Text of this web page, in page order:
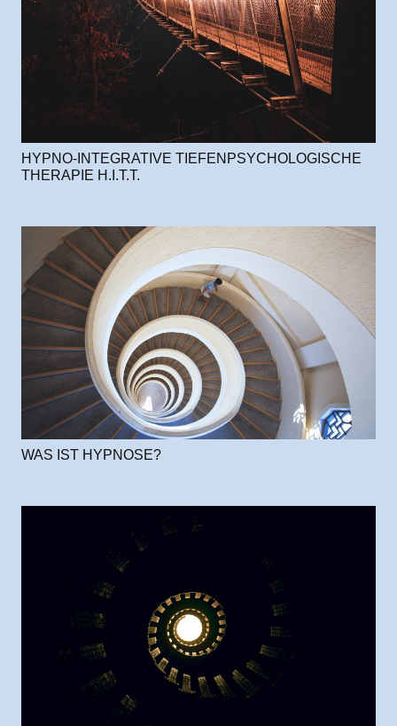
HYPNO-INTEGRATIVE TIEFENPSYCHOLOGISCHE
THERAPIE H.I.T.T.
WAS IST HYPNOSE?